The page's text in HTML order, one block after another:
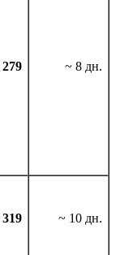
279 ~ 8 дн.
319 ~ 10 дн.